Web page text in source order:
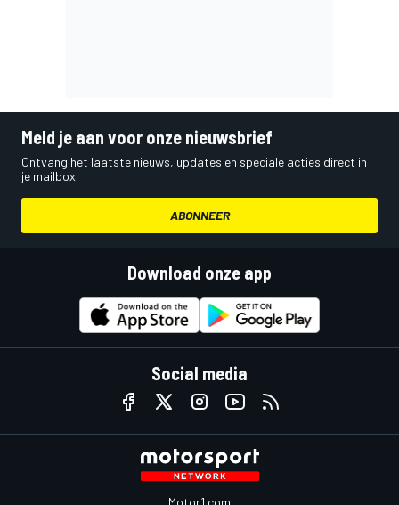
Meld je aan voor onze nieuwsbrief
Ontvang het laatste nieuws, updates en speciale acties direct in
je mailbox.
ABONNEER
Download onze app
Social media
Motor1.com